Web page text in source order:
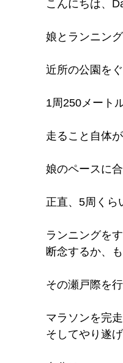
こんにちは、
娘とランニング
近所の公園をぐ
1周250メート
走ること自体が
娘のペースに合
正直、5周くら
ランニングをす
断念するか、も
その瀬戸際を行
マラソンを完走
そしてやり遂げ